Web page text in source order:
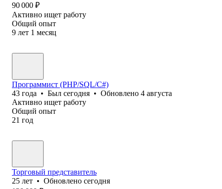
90 000 ₽
Активно ищет работу
Общий опыт
9 лет 1 месяц
Программист (PHP/SQL/C#)
43 года • Был сегодня • Обновлено 4 августа
Активно ищет работу
Общий опыт
21 год
Торговый представитель
25 лет • Обновлено сегодня